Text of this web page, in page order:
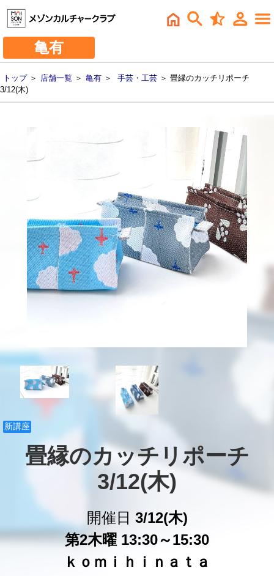
亀有
トップ＞ 店舗一覧 ＞ 亀有 ＞ 手芸・工芸 ＞ 畳縁のカッチリポーチ
3/12(木)
新講座
畳縁のカッチリポーチ
3/12(木)
開催日 3/12(木)
第2木曜 13:30～15:30
ｋｏｍｉｈｉｎａｔａ